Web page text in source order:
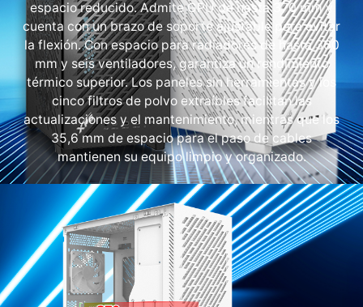
espacio reducido. Admite GPU de hasta 370 mm y
cuenta con un brazo de soporte ajustable para evitar
la flexión. Con espacio para radiadores de hasta 360
mm y seis ventiladores, garantiza un rendimiento
térmico superior. Los paneles sin herramientas y los
cinco filtros de polvo extraíbles facilitan las
actualizaciones y el mantenimiento, mientras que los
35,6 mm de espacio para el paso de cables
mantienen su equipo limpio y organizado.